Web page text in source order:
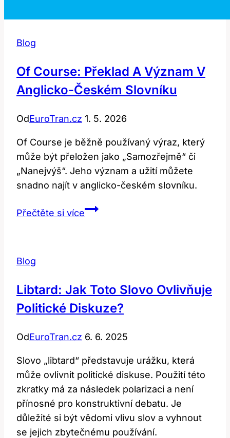
Blog
Of Course: Překlad A Význam V
Anglicko-Českém Slovníku
OdEuroTran.cz 1. 5. 2026
Of Course je běžně používaný výraz, který
může být přeložen jako „Samozřejmě“ či
„Nanejvýš“. Jeho význam a užití můžete
snadno najít v anglicko-českém slovníku.
Přečtěte si víceOf
anglicko-
českém
Blog
Libtard: Jak Toto Slovo Ovlivňuje
Politické Diskuze?
OdEuroTran.cz 6. 6. 2025
Slovo „libtard“ představuje urážku, která
může ovlivnit politické diskuse. Použití této
zkratky má za následek polarizaci a není
přínosné pro konstruktivní debatu. Je
důležité si být vědomi vlivu slov a vyhnout
se jejich zbytečnému používání.